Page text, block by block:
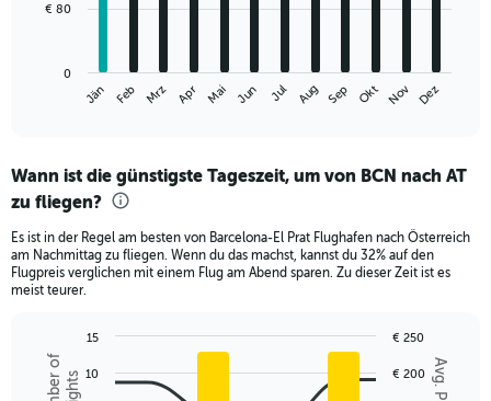
The
Range:
12
The
chart
has
axis
displaying
values.
Jän Feb Mrz Apr Mai Jun Jul Aug Sep Okt Nov Dez
0
€ 80
Wann ist die günstigste Tageszeit, um von BCN nach AT
zu fliegen?
Es ist in der Regel am besten von Barcelona-El Prat Flughafen nach Österreich
am Nachmittag zu fliegen. Wenn du das machst, kannst du 32% auf den
Flugpreis verglichen mit einem Flug am Abend sparen. Zu dieser Zeit ist es
meist teurer.
Combination
chart
with
Chart
graphic.flights € 200
€ 250
10
15